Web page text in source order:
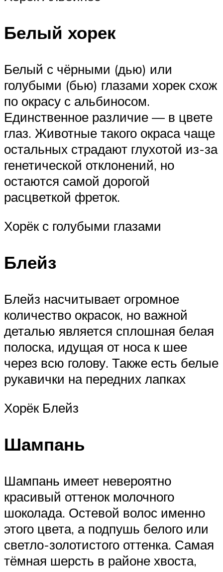
Белый хорек
Белый с чёрными (дью) или
голубыми (бью) глазами хорек схож
по окрасу с альбиносом.
Единственное различие — в цвете
глаз. Животные такого окраса чаще
остальных страдают глухотой из-за
генетической отклонений, но
остаются самой дорогой
расцветкой фреток.
Хорёк с голубыми глазами
Блейз
Блейз насчитывает огромное
количество окрасок, но важной
деталью является сплошная белая
полоска, идущая от носа к шее
через всю голову. Также есть белые
рукавички на передних лапках
Хорёк Блейз
Шампань
Шампань имеет невероятно
красивый оттенок молочного
шоколада. Остевой волос именно
этого цвета, а подпушь белого или
светло-золотистого оттенка. Самая
тёмная шерсть в районе хвоста,